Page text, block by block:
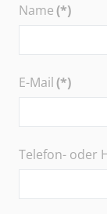
Name(*)
E-Mail(*)
Telefon- oder